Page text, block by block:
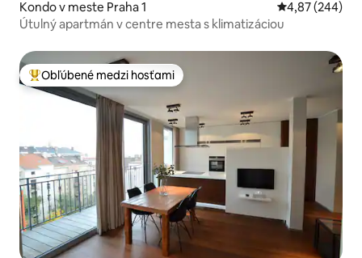
Kondo v meste Praha 1 Priemerné
4,87 (244)
Útulný apartmán v centre mesta s klimatizáciou
Najobľúbenejšie medzi hosťami
Obľúbené medzi hosťami